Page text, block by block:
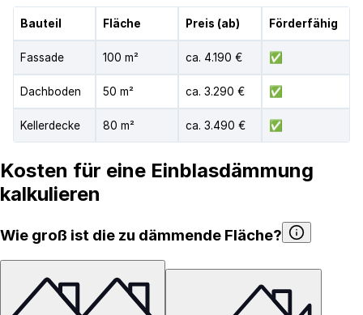
Bauteil Fläche Preis (ab) Förderfähig
Fassade 100 m² ca. 4.190 € ✅
Dachboden 50 m² ca. 3.290 € ✅
Kellerdecke 80 m² ca. 3.490 € ✅
Kosten für eine Einblasdämmung
kalkulieren
Wie groß ist die zu dämmende Fläche?